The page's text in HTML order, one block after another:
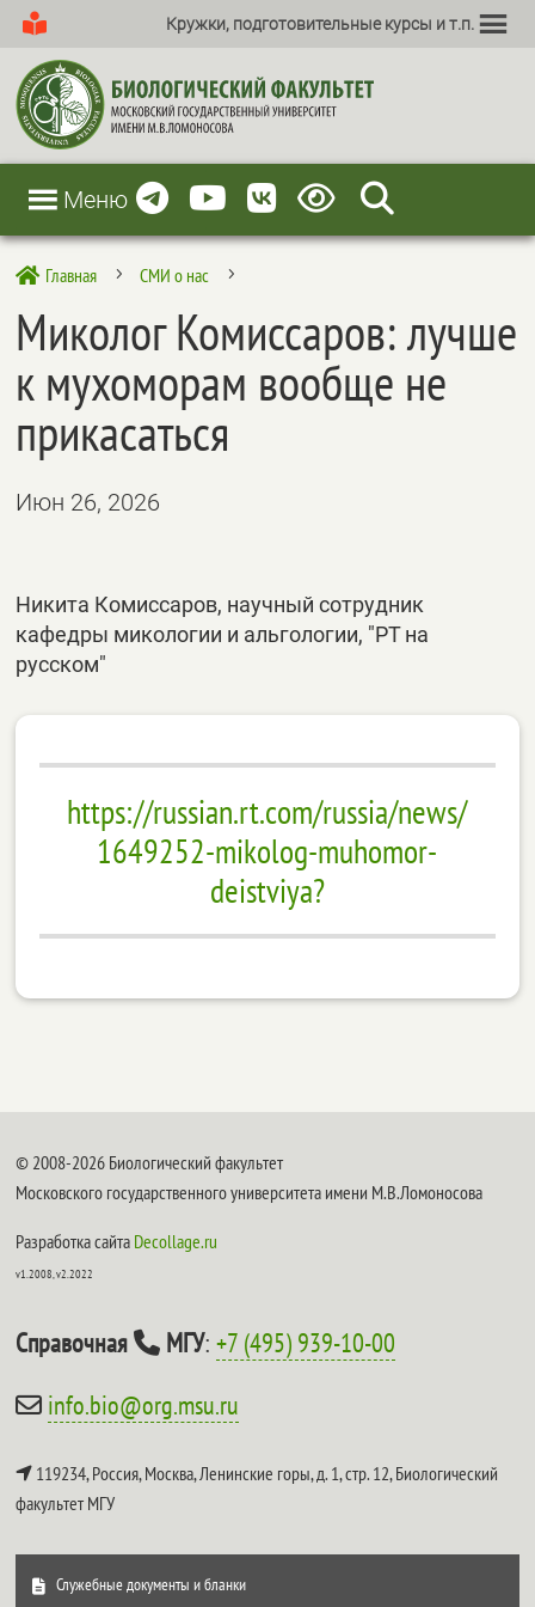
Кружки, подготовительные курсы и т.п.
Меню
 Главная 5 СМИ о нас 5
Миколог Комиссаров: лучше
к мухоморам вообще не
прикасаться
Июн 26, 2026
Никита Комиссаров, научный сотрудник
кафедры микологии и альгологии, "РТ на
русском"
https://russian.rt.com/russia/news/
1649252-mikolog-muhomor-
deistviya?
© 2008-2026 Биологический факультет
Московского государственного университета имени М.В.Ломоносова
Разработка сайта Decollage.ru
v1.2008, v2.2022
Справочная МГУ:+7 (495) 939-10-00
info.bio@org.msu.ru
119234, Россия, Москва, Ленинские горы, д. 1, стр. 12,Биологический
факультет МГУ
Служебные документы и бланки